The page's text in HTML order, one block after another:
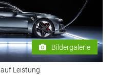
Bildergalerie
Leistung.